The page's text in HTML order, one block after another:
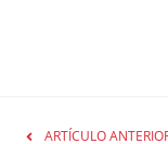
ARTÍCULO